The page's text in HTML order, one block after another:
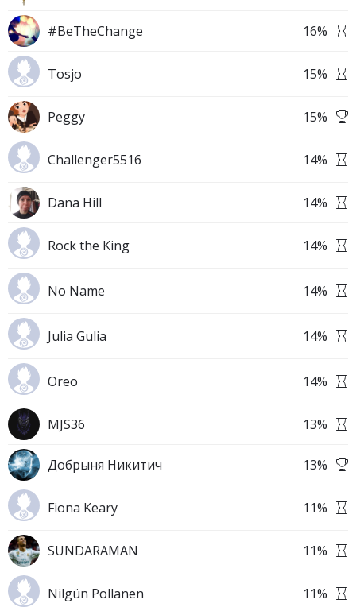
#BeTheChange 16%
Tosjo 15%
Peggy 15%
Challenger5516 14%
Dana Hill 14%
Rock the King 14%
No Name 14%
Julia Gulia 14%
Oreo 14%
MJS36 13%
Добрыня Никитич 13%
Fiona Keary 11%
SUNDARAMAN 11%
Nilgün Pollanen 11%